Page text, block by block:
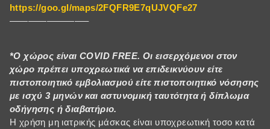
https://goo.gl/maps/2FQFR9E7qUJVQFe27
————————–
*Ο χώρος είναι COVID FREE. Οι εισερχόμενοι στον
χώρο πρέπει υποχρεωτικά να επιδεικνύουν είτε
πιστοποιητικό εμβολιασμού είτε πιστοποιητικό νόσησης
με ισχύ 3 μηνών και αστυνομική ταυτότητα ή δίπλωμα
οδήγησης ή διαβατήριο.
Η χρήση μη ιατρικής μάσκας είναι υποχρεωτική τοσο κατά